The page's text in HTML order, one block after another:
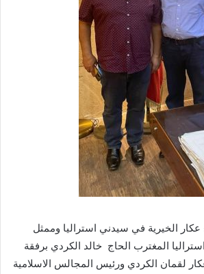
الخيرية في سيدني استراليا وممثل
المغترب الحاج خالد الكردي برفقة
لقمان الكردي ورئيس المجالس الاسلامية